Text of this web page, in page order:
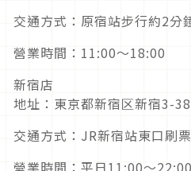
交通方式：原宿站步行約2分
營業時間：11:00～18:00
新宿店
地址：東京都新宿区新宿3-
交通方式：JR新宿站東口刷